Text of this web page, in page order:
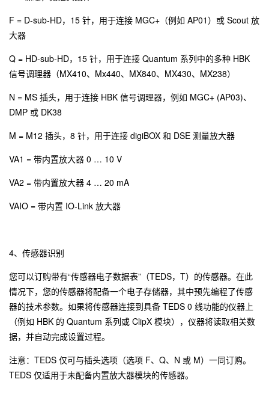
F = D-sub-HD，15 针，用于连接 MGC+（例如 AP01）或 Scout 放
大器
Q = HD-sub-HD，15 针，用于连接 Quantum 系列中的多种 HBK
信号调理器（MX410、Mx440、MX840、MX430、MX238）
N = MS 插头，用于连接 HBK 信号调理器，例如 MGC+ (AP03)、
DMP 或 DK38
M = M12 插头，8 针，用于连接 digiBOX 和 DSE 测量放大器
VA1 = 带内置放大器 0 … 10 V
VA2 = 带内置放大器 4 … 20 mA
VAIO = 带内置 IO-Link 放大器
4、传感器识别
您可以订购带有“传感器电子数据表”（TEDS，T）的传感器。在此
情况下，您的传感器将配备一个电子存储器，其中预先编程了传感
器的技术参数。如果将传感器连接到具备 TEDS 0 线功能的仪器上
（例如 HBK 的 Quantum 系列或 ClipX 模块），仪器将读取相关数
据，并自动完成设置过程。
注意：TEDS 仅可与插头选项（选项 F、Q、N 或 M）一同订购。
TEDS 仅适用于未配备内置放大器模块的传感器。